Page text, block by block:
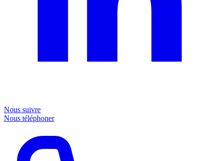
Nous suivre
Nous téléphoner